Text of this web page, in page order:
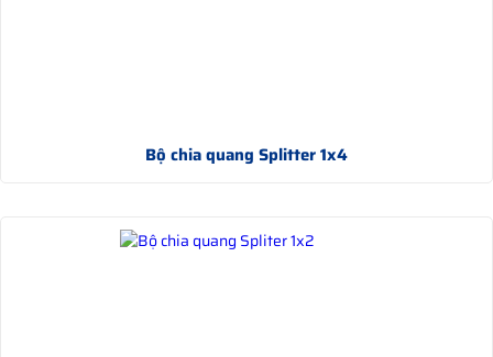
Bộ chia quang Splitter 1x4